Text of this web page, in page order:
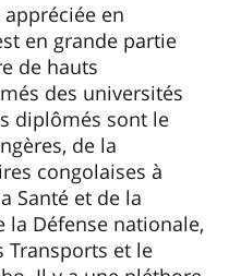
appréciée en
en grande partie
de hauts
des universités
diplômés sont le
de la
congolaises à
Santé et de la
Défense nationale,
Transports et le